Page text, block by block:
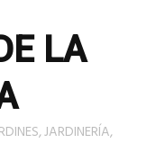
LA
JARDINERÍA,